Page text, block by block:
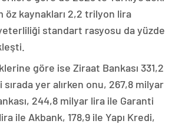
öz kaynakları 2,2 trilyon lira
standart rasyosu da yüzde
göre ise Ziraat Bankası 331,2
yer alırken onu, 267,8 milyar
244,8 milyar lira ile Garanti
ile Akbank, 178,9 ile Yapı Kredi,